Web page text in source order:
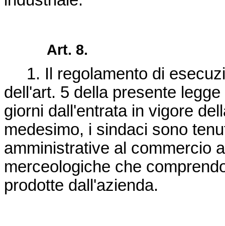
Art. 8.
1. Il regolamento di
dell'art. 5 della presente
giorni dall'entrata in vigore
medesimo, i sindaci sono
amministrative al commercio
merceologiche che
prodotte dall'azienda.